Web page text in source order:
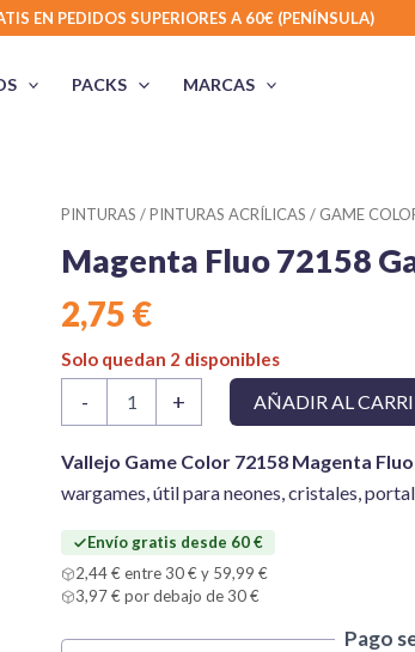
EN PEDIDOS SUPERIORES A 60€ (PENÍNSULA)
PACKS MARCAS
PINTURAS /PINTURAS ACRÍLICAS / GAME
Magenta Fluo 72158
2,75 €
Solo quedan 2 disponibles
-
Fluo
Game
cantidad
+ AÑADIR AL
Vallejo Game Color 72158 Magenta Fluo
wargames, útil para neones, cristales,
Envío gratis desde 60 €
2,44 € entre 30 € y 59,99 €
3,97 € por debajo de 30 €
Pago